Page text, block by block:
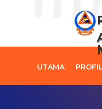
UTAMA